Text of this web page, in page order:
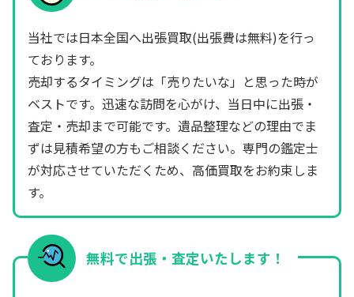
当社では日本全国へ出張買取(出張費は無料)を行っ
ております。
売却するタイミングは「売りたいな」と思った時が
ベストです。迅速な訪問を心がけ、当日中に出張・
査定・売却まで可能です。遺品整理などの理由でま
ずは見積希望の方もご相談ください。専門の鑑定士
が対応させていただくため、高価買取をお約束しま
す。
無料で出張・査定いたします！